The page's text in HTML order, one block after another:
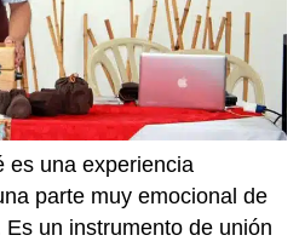
es una experiencia
parte muy emocional de
un instrumento de unión